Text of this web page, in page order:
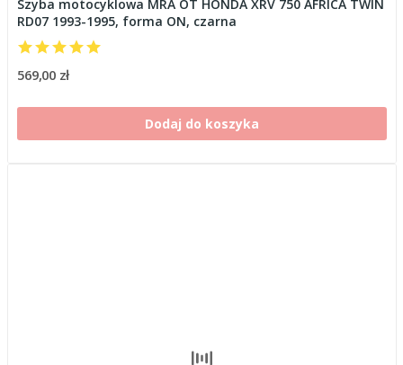
Szyba motocyklowa MRA OT HONDA XRV 750 AFRICA TWIN
RD07 1993-1995, forma ON, czarna
569,00 zł
Dodaj do koszyka